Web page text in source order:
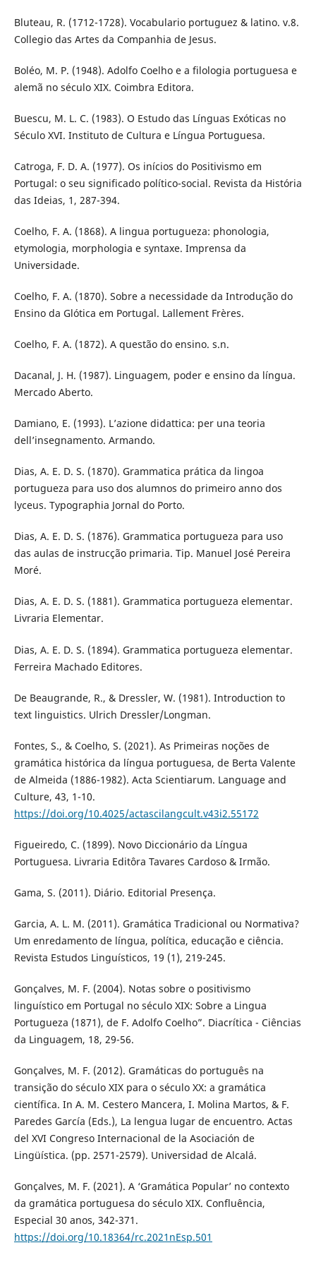
Bluteau, R. (1712-1728). Vocabulario portuguez & latino. v.8.
Collegio das Artes da Companhia de Jesus.
Boléo, M. P. (1948). Adolfo Coelho e a filologia portuguesa e
alemã no século XIX. Coimbra Editora.
Buescu, M. L. C. (1983). O Estudo das Línguas Exóticas no
Século XVI. Instituto de Cultura e Língua Portuguesa.
Catroga, F. D. A. (1977). Os inícios do Positivismo em
Portugal: o seu significado político-social. Revista da História
das Ideias, 1, 287-394.
Coelho, F. A. (1868). A lingua portugueza: phonologia,
etymologia, morphologia e syntaxe. Imprensa da
Universidade.
Coelho, F. A. (1870). Sobre a necessidade da Introdução do
Ensino da Glótica em Portugal. Lallement Frères.
Coelho, F. A. (1872). A questão do ensino. s.n.
Dacanal, J. H. (1987). Linguagem, poder e ensino da língua.
Mercado Aberto.
Damiano, E. (1993). L’azione didattica: per una teoria
dell’insegnamento. Armando.
Dias, A. E. D. S. (1870). Grammatica prática da lingoa
portugueza para uso dos alumnos do primeiro anno dos
lyceus. Typographia Jornal do Porto.
Dias, A. E. D. S. (1876). Grammatica portugueza para uso
das aulas de instrucção primaria. Tip. Manuel José Pereira
Moré.
Dias, A. E. D. S. (1881). Grammatica portugueza elementar.
Livraria Elementar.
Dias, A. E. D. S. (1894). Grammatica portugueza elementar.
Ferreira Machado Editores.
De Beaugrande, R., & Dressler, W. (1981). Introduction to
text linguistics. Ulrich Dressler/Longman.
Fontes, S., & Coelho, S. (2021). As Primeiras noções de
gramática histórica da língua portuguesa, de Berta Valente
de Almeida (1886-1982). Acta Scientiarum. Language and
Culture, 43, 1-10.
https://doi.org/10.4025/actascilangcult.v43i2.55172
Figueiredo, C. (1899). Novo Diccionário da Língua
Portuguesa. Livraria Editôra Tavares Cardoso & Irmão.
Gama, S. (2011). Diário. Editorial Presença.
Garcia, A. L. M. (2011). Gramática Tradicional ou Normativa?
Um enredamento de língua, política, educação e ciência.
Revista Estudos Linguísticos, 19 (1), 219-245.
Gonçalves, M. F. (2004). Notas sobre o positivismo
linguístico em Portugal no século XIX: Sobre a Lingua
Portugueza (1871), de F. Adolfo Coelho”. Diacrítica - Ciências
da Linguagem, 18, 29-56.
Gonçalves, M. F. (2012). Gramáticas do português na
transição do século XIX para o século XX: a gramática
científica. In A. M. Cestero Mancera, I. Molina Martos, & F.
Paredes García (Eds.), La lengua lugar de encuentro. Actas
del XVI Congreso Internacional de la Asociación de
Lingüística. (pp. 2571-2579). Universidad de Alcalá.
Gonçalves, M. F. (2021). A ‘Gramática Popular’ no contexto
da gramática portuguesa do século XIX. Confluência,
Especial 30 anos, 342-371.
https://doi.org/10.18364/rc.2021nEsp.501